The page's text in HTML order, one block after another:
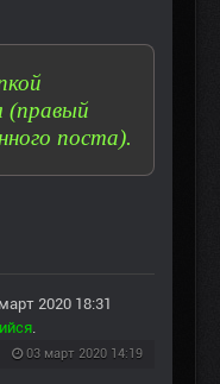
(правый
поста).
2020 18:31
.
03 март 2020 14:19